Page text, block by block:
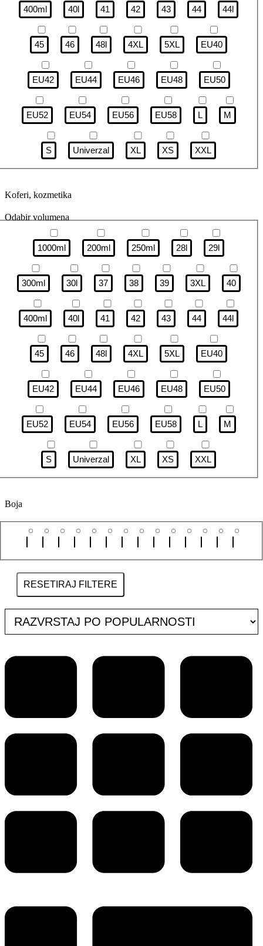
400ml 40l 41 42 43 44 44l
45 46 48l 4XL 5XL EU40
EU42 EU44 EU46 EU48 EU50
EU52 EU54 EU56 EU58 L M
S Univerzal XL XS XXL
Koferi, kozmetika
Odabir volumena
1000ml 200ml 250ml 28l 29l
300ml 30l 37 38 39 3XL 40
400ml 40l 41 42 43 44 44l
45 46 48l 4XL 5XL EU40
EU42 EU44 EU46 EU48 EU50
EU52 EU54 EU56 EU58 L M
S Univerzal XL XS XXL
Boja
RESETIRAJ FILTERE